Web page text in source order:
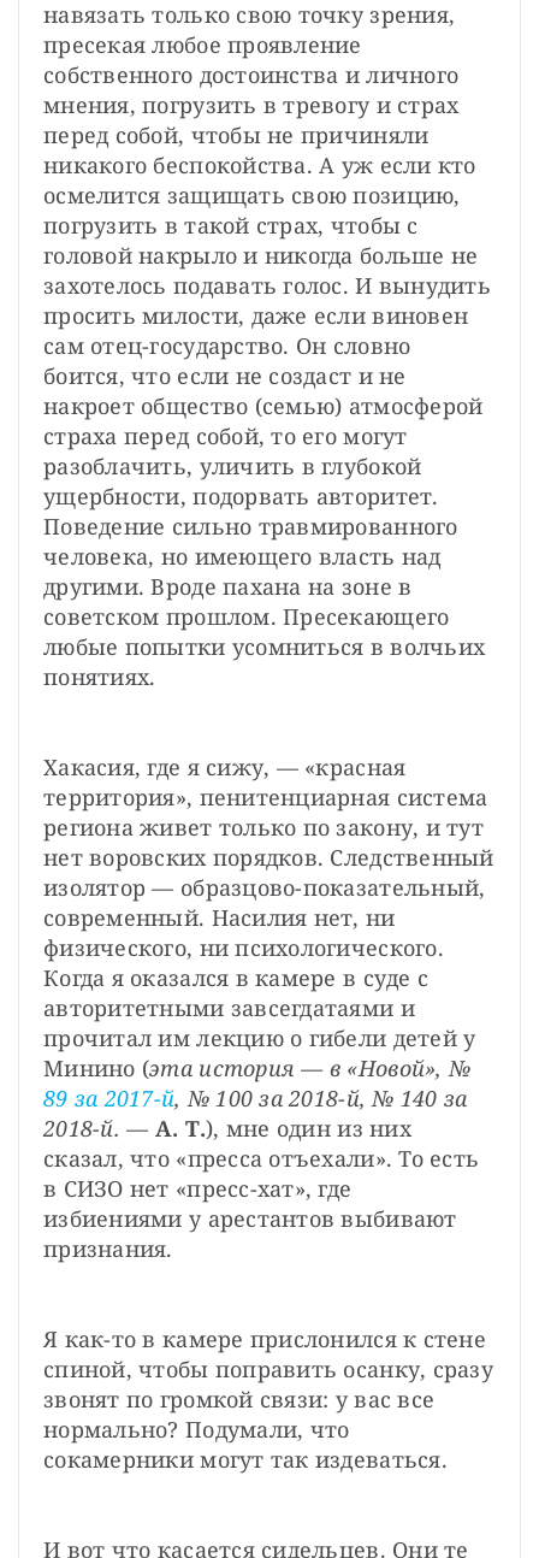
навязать только свою точку зрения,
пресекая любое проявление
собственного достоинства и личного
мнения, погрузить в тревогу и страх
перед собой, чтобы не причиняли
никакого беспокойства. А уж если кто
осмелится защищать свою позицию,
погрузить в такой страх, чтобы с
головой накрыло и никогда больше не
захотелось подавать голос. И вынудить
просить милости, даже если виновен
сам отец-государство. Он словно
боится, что если не создаст и не
накроет общество (семью) атмосферой
страха перед собой, то его могут
разоблачить, уличить в глубокой
ущербности, подорвать авторитет.
Поведение сильно травмированного
человека, но имеющего власть над
другими. Вроде пахана на зоне в
советском прошлом. Пресекающего
любые попытки усомниться в волчьих
понятиях.
Хакасия, где я сижу, — «красная
территория», пенитенциарная система
региона живет только по закону, и тут
нет воровских порядков. Следственный
изолятор — образцово-показательный,
современный. Насилия нет, ни
физического, ни психологического.
Когда я оказался в камере в суде с
авторитетными завсегдатаями и
прочитал им лекцию о гибели детей у
Минино (эта история — в «Новой», №
89 за 2017-й, № 100 за 2018-й, № 140 за
2018-й. — А. Т.), мне один из них
сказал, что «пресса отъехали». То есть
в СИЗО нет «пресс-хат», где
избиениями у арестантов выбивают
признания.
Я как-то в камере прислонился к стене
спиной, чтобы поправить осанку, сразу
звонят по громкой связи: у вас все
нормально? Подумали, что
сокамерники могут так издеваться.
И вот что касается сидельцев. Они те